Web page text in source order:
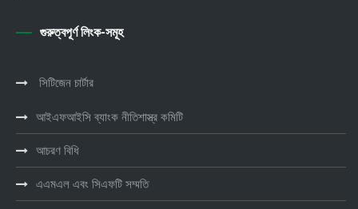
গুরুত্বপূর্ণ লিংক-সমূহ
সিটিজেন চার্টার
আইএফআইসি ব্যাংক নীতিশাস্ত্র কমিটি
আচরণ বিধি
এএমএল এবং সিএফটি সম্মতি